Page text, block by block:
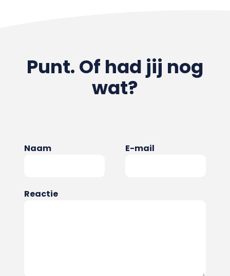
Punt. Of had jij nog
wat?
Naam E-mail
Reactie